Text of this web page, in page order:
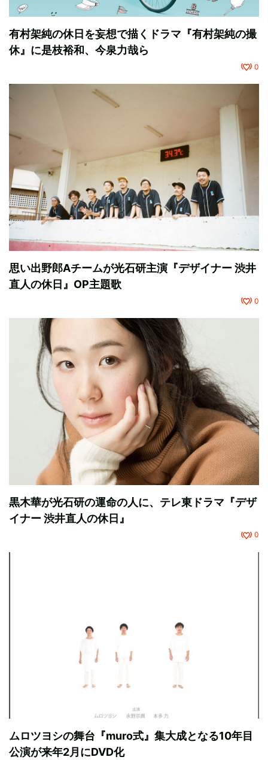
有村架純の休日を妄想で描くドラマ『有村架純の撮
休』に是枝裕和、今泉力哉ら
0
思い出野郎Aチームが光石研主演『デザイナー 渋井
直人の休日』OP主題歌
0
黒木華が光石研の運命の人に、テレ東ドラマ『デザ
イナー 渋井直人の休日』
0
ムロツヨシの舞台『muro式』集大成となる10年目
公演が来年2月にDVD化